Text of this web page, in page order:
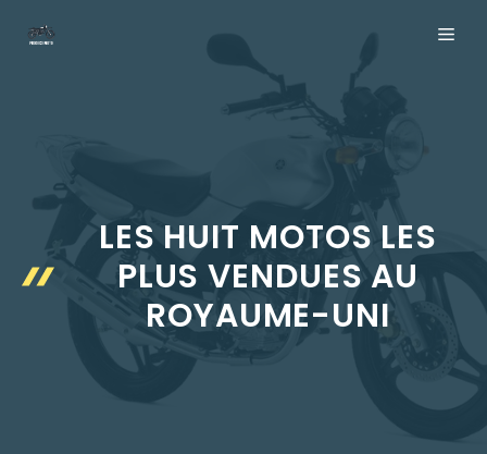
LES HUIT MOTOS LES
PLUS VENDUES AU
ROYAUME-UNI